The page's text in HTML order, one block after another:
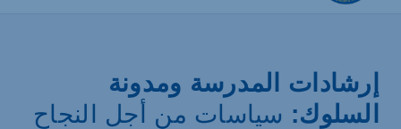
إرشادات المدرسة ومدونة
السلوك: سياسات من أجل النجاح